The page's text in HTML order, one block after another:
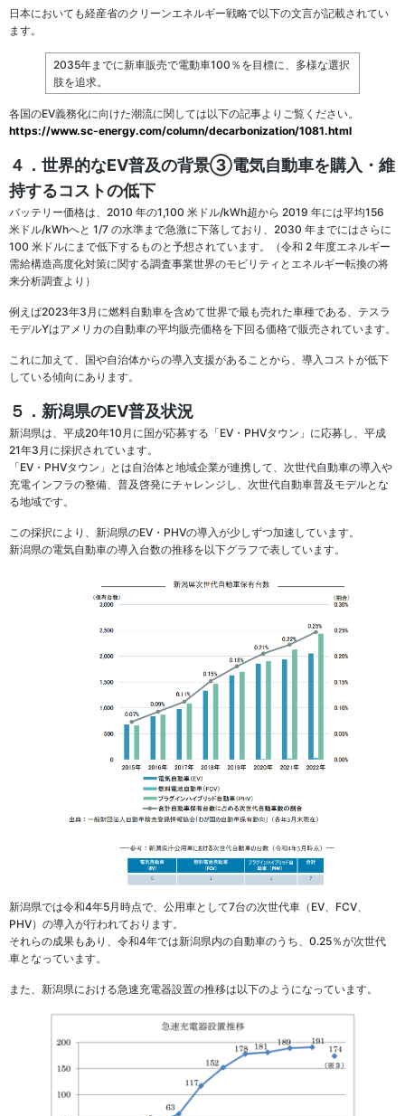
日本においても経産省のクリーンエネルギー戦略で以下の文言が記載されてい
ます。
2035年までに新車販売で電動車100％を目標に、多様な選択
肢を追求。
各国のEV義務化に向けた潮流に関しては以下の記事よりご覧ください。
https://www.sc-energy.com/column/decarbonization/1081.html
４．世界的なEV普及の背景③電気自動車を購入・維
持するコストの低下
バッテリー価格は、2010 年の1,100 米ドル/kWh超から 2019 年には平均156
米ドル/kWhへと 1/7 の水準まで急激に下落しており、2030 年までにはさらに
100 米ドルにまで低下するものと予想されています。（令和 2 年度エネルギー
需給構造高度化対策に関する調査事業世界のモビリティとエネルギー転換の将
来分析調査より）
例えば2023年3月に燃料自動車を含めて世界で最も売れた車種である、テスラ
モデルYはアメリカの自動車の平均販売価格を下回る価格で販売されています。
これに加えて、国や自治体からの導入支援があることから、導入コストが低下
している傾向にあります。
５．新潟県のEV普及状況
新潟県は、平成20年10月に国が応募する「EV・PHVタウン」に応募し、平成
21年3月に採択されています。
「EV・PHVタウン」とは自治体と地域企業が連携して、次世代自動車の導入や
充電インフラの整備、普及啓発にチャレンジし、次世代自動車普及モデルとな
る地域です。
この採択により、新潟県のEV・PHVの導入が少しずつ加速しています。
新潟県の電気自動車の導入台数の推移を以下グラフで表しています。
新潟県では令和4年5月時点で、公用車として7台の次世代車（EV、FCV、
PHV）の導入が行われております。
それらの成果もあり、令和4年では新潟県内の自動車のうち、0.25％が次世代
車となっています。
また、新潟県における急速充電器設置の推移は以下のようになっています。